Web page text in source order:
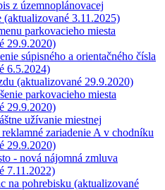
z územnoplánovacej
(aktualizované 3.11.2025)
parkovacieho miesta
29.9.2020)
súpisného a orientačného čísla
6.5.2024)
(aktualizované 29.9.2020)
parkovacieho miesta
29.9.2020)
užívanie miestnej
zariadenie A v chodníku
29.9.2020)
- nová nájomná zmluva
7.11.2022)
na pohrebisku (aktualizované